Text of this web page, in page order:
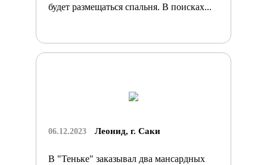
будет размещаться спальня. В поисках...
06.12.2023 Леонид, г. Саки
В "Теньке" заказывал два мансардных